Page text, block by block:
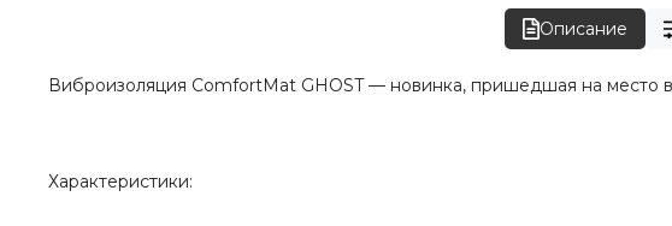
Описание
Виброизоляция ComfortMat GHOST — новинка, пришедшая на место
Характеристики: